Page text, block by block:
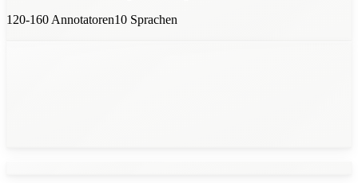
120-160 Annotatoren10 Sprachen